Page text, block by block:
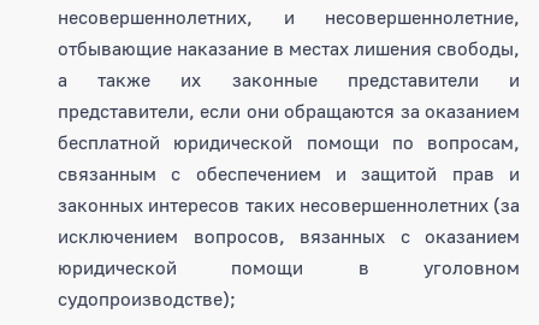
несовершеннолетних, и несовершеннолетние,
отбывающие наказание в местах лишения свободы,
а также их законные представители и
представители, если они обращаются за оказанием
бесплатной юридической помощи по вопросам,
связанным с обеспечением и защитой прав и
законных интересов таких несовершеннолетних (за
исключением вопросов, вязанных с оказанием
юридической помощи в уголовном
судопроизводстве);